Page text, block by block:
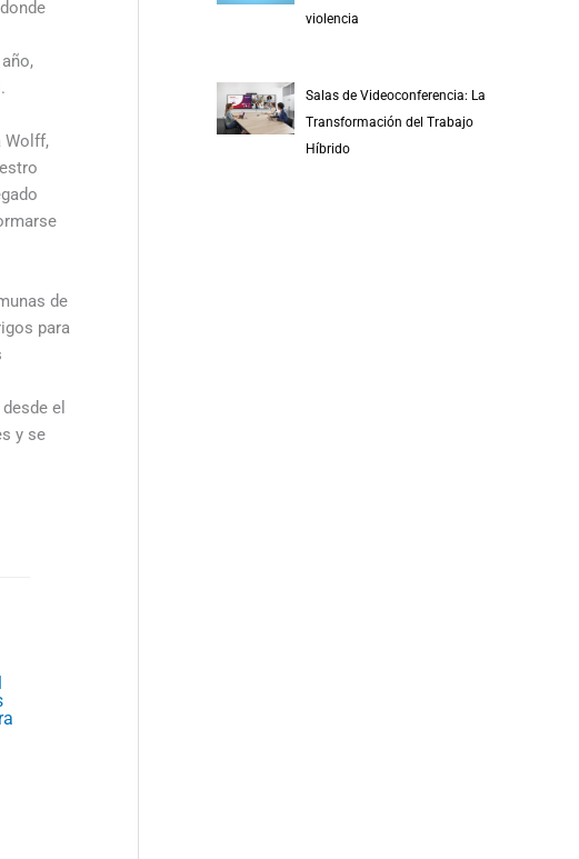
Wolff,
de
para
el
y se
violencia
Salas de Videoconferencia: La
Transformación del Trabajo
Híbrido